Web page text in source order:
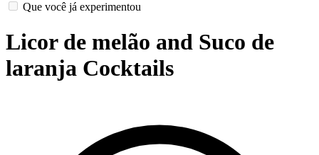
Que você já experimentou
Licor de melão and Suco de
laranja Cocktails